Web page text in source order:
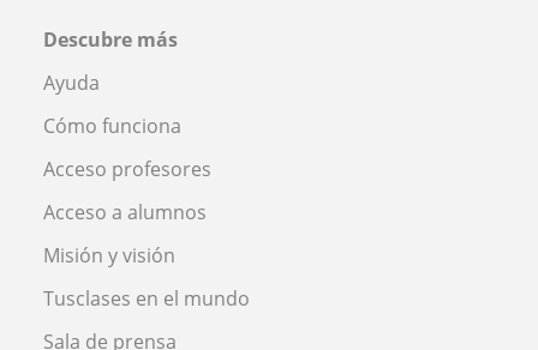
Descubre más
Ayuda
Cómo funciona
Acceso profesores
Acceso a alumnos
Misión y visión
Tusclases en el mundo
Sala de prensa